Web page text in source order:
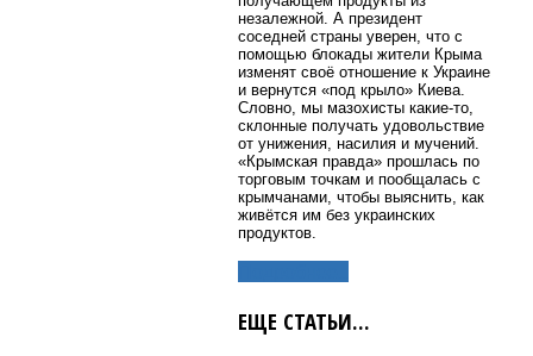
незалежной. А президент
соседней страны уверен, что с
помощью блокады жители Крыма
изменят своё отношение к Украине
и вернутся «под крыло» Киева.
Словно, мы мазохисты какие-то,
склонные получать удовольствие
от унижения, насилия и мучений.
«Крымская правда» прошлась по
торговым точкам и пообщалась с
крымчанами, чтобы выяснить, как
живётся им без украинских
продуктов.
ЕЩЕ СТАТЬИ...